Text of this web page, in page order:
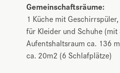
Gemeinschaftsräume:
1 Küche mit
für Kleider und Schuhe (mit
Aufentshaltsraum ca. 136
ca. 20m2 (6 Schlafplätze)